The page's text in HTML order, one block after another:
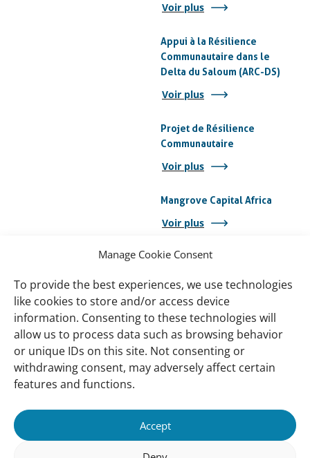
Manage Cookie Consent
To provide the best experiences, we use technologies
like cookies to store and/or access device
information. Consenting to these technologies will
allow us to process data such as browsing behavior
or unique IDs on this site. Not consenting or
withdrawing consent, may adversely affect certain
features and functions.
Accept
Voir plus
Appui à la Résilience
Communautaire dans le
Delta du Saloum (ARC-DS)
Voir plus
Projet de Résilience
Communautaire
Voir plus
Mangrove Capital Africa
Voir plus
Important
links
Wetlands International Afrique Côte
Occidentale et Golfe de Guinée
Ressources
Global Mangrove Watch
Soutenez-nous
A Propos
Qui sommes nous